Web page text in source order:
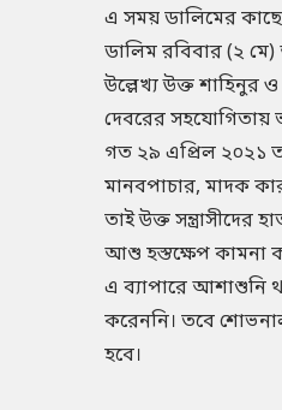
এ সময় ডালিমের কাছে
ডালিম রবিবার (২
উল্লেখ্য উক্ত শাহিনুর
দেবরের সহযোগিতায়
গত ২৯ এপ্রিল ২০২১
মানবপাচার, মাদক
তাই উক্ত সন্ত্রাসীদের
আশু হস্তক্ষেপ কামনা
এ ব্যাপারে আশাশুনি
করেননি। তবে
হবে।